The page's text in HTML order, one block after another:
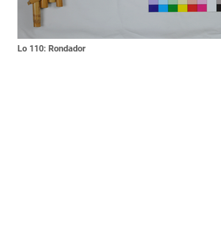
Lo 110: Rondador